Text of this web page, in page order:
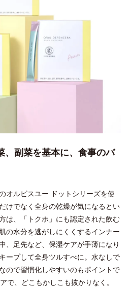
、副菜を基本に、食事のバ
オルビスユー ドットシリーズを使
けでなく全身の乾燥が気になるとい
は、「トクホ」にも認定された飲む
の水分を逃がしにくくするインナー
、足先など、保湿ケアが手薄になり
ープして全身ツルすべに。水なしで
ので習慣化しやすいのもポイントで
で、どこもかしこも抜かりなく。